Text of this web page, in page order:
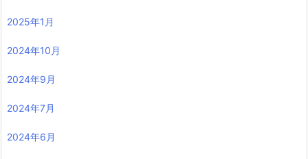
2025年1月
2024年10月
2024年9月
2024年7月
2024年6月